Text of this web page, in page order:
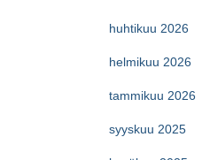
huhtikuu 2026
helmikuu 2026
tammikuu 2026
syyskuu 2025